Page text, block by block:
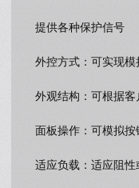
提供各种保护信号
外控方式：可实现
外观结构：可根据
面板操作：可模拟
适应负载：适应阻性